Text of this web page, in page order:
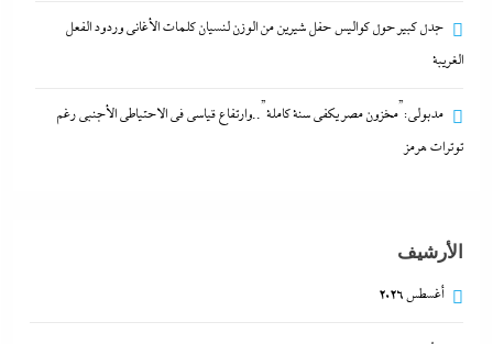
جدل كبير حول كواليس حفل شيرين من الوزن لنسيان كلمات الأغانى وردود الفعل
الغريبة
مدبولي:”مخزون مصر يكفي سنة كاملة”..وارتفاع قياسي في الاحتياطي الأجنبي رغم
توترات هرمز
الأرشيف
أغسطس 2026